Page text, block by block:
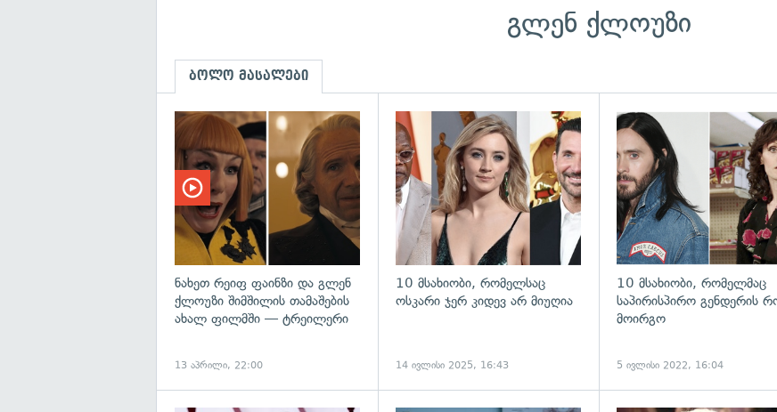
გლენ ქლოუზი
ბოლო მასალები
ნახეთ რეიფ ფაინზი და გლენ
ქლოუზი შიმშილის თამაშების
ახალ ფილმში — ტრეილერი
13 აპრილი, 22:00
გადახედვა
10 მსახიობი, რომელსაც
ოსკარი ჯერ კიდევ არ მიუღია
14 ივლისი 2025, 16:43
10 მსახიობი, რომელმაც
საპირისპირო გენდერის
მოირგო
5 ივლისი 2022, 16:04